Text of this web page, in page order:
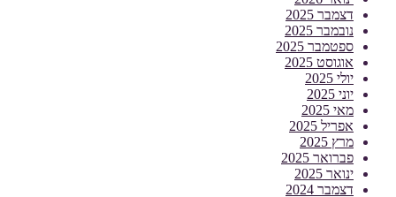
דצמבר 2025
נובמבר 2025
ספטמבר 2025
אוגוסט 2025
יולי 2025
יוני 2025
מאי 2025
אפריל 2025
מרץ 2025
פברואר 2025
ינואר 2025
דצמבר 2024